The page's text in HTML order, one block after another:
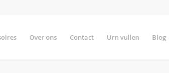
Over ons Contact Urn vullen Blog